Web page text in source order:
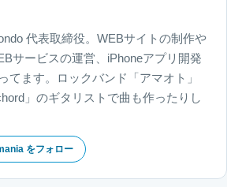
代表取締役。WEBサイトの制作や
サービスの運営、iPhoneアプリ開発
てます。ロックバンド「アマオト」
」のギタリストで曲も作ったりし
をフォロー